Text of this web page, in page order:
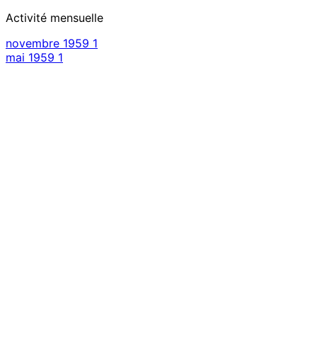
Activité mensuelle
novembre 1959 1
mai 1959 1